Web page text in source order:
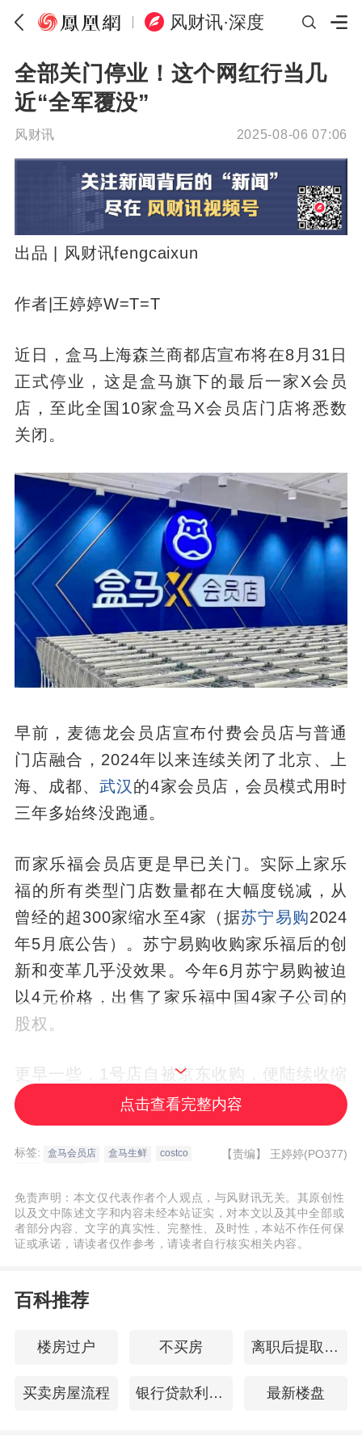
风财讯·深度
全部关门停业！这个网红行当几
近“全军覆没”
风财讯 2025-08-06 07:06
出品 | 风财讯fengcaixun
作者|王婷婷W=T=T
近日，盒马上海森兰商都店宣布将在8月31日
正式停业，这是盒马旗下的最后一家X会员
店，至此全国10家盒马X会员店门店将悉数
关闭。
早前，麦德龙会员店宣布付费会员店与普通
门店融合，2024年以来连续关闭了北京、上
海、成都、武汉 的4家会员店，会员模式用时
三年多始终没跑通。
而家乐福会员店更是早已关门。实际上家乐
福的所有类型门店数量都在大幅度锐减，从
曾经的超300家缩水至4家（据苏宁易购2024
年5月底公告）。苏宁易购收购家乐福后的创
新和变革几乎没效果。今年6月苏宁易购被迫
以4元价格，出售了家乐福中国4家子公司的
股权。
更早一些，1号店自被京东收购，便陆续收缩
实体门店，2020年7月更是彻底更名为1号会
员店，专注于会员制电商。
潮，以本土品牌为主的零售商一度蜂拥试水
这一“网红模式”，如今却难言顺利，整个行当
老牌会员店28年布局52家
点击查看完整内容
标签: 盒马会员店 盒马生鲜
costco
【责编】 王婷婷(PO377)
免责声明：本文仅代表作者个人观点，与风财讯无关。其原创性
以及文中陈述文字和内容未经本站证实，对本文以及其中全部或
者部分内容、文字的真实性、完整性、及时性，本站不作任何保
证或承诺，请读者仅作参考，请读者自行核实相关内容。
百科推荐
楼房过户 不买房 离职后提取公积金
买卖房屋流程 银行贷款利率表 最新楼盘